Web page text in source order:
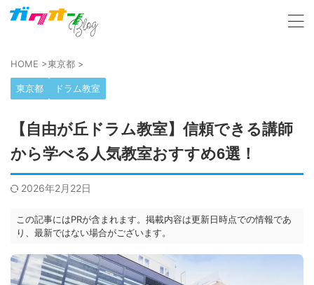
HOME >東京都 >
東京都 ドラム教室
【自由が丘ドラム教室】信頼できる講師
から学べる人気教室おすすめ6選！
2026年2月22日
この記事にはPRが含まれます。掲載内容は更新日時点での情報であ
り、最新ではない場合がございます。